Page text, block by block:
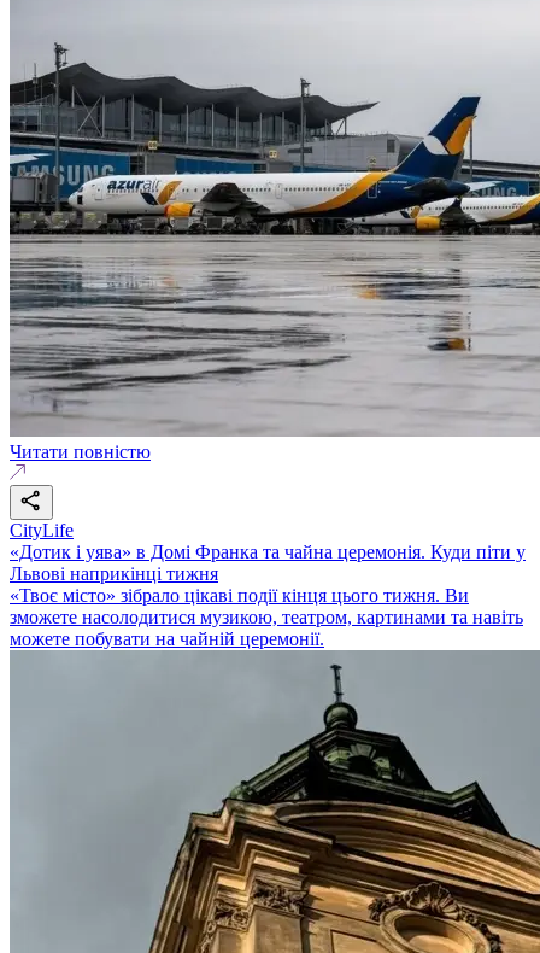
Читати повністю
CityLife
«Дотик і уява» в Домі Франка та чайна церемонія. Куди піти у
Львові наприкінці тижня
«Твоє місто» зібрало цікаві події кінця цього тижня. Ви
зможете насолодитися музикою, театром, картинами та навіть
можете побувати на чайній церемонії.